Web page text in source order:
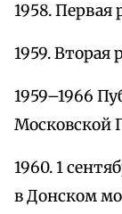
1958. Первая
1959. Вторая
1959–1966
Московской
1960. 1
в Донском